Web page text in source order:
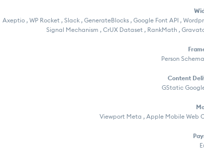
Axeptio , WP Rocket , Slack , GenerateBlocks , Google Font API ,
Signal Mechanism , CrUX Dataset , RankMath ,
Person
Content
GStatic
Viewport Meta , Apple Mobile Web